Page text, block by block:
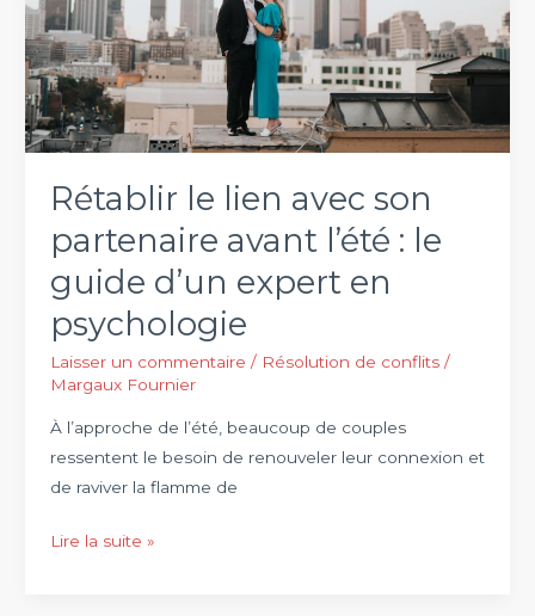
tensions
relationnelles
avec
son
partenaire
Rétablir le lien avec son
partenaire avant l’été : le
guide d’un expert en
psychologie
Laisser un commentaire / Résolution de conflits/
Margaux Fournier
À l’approche de l’été, beaucoup de couples
ressentent le besoin de renouveler leur connexion et
de raviver la flamme de
Rétablir
Lire la suite »